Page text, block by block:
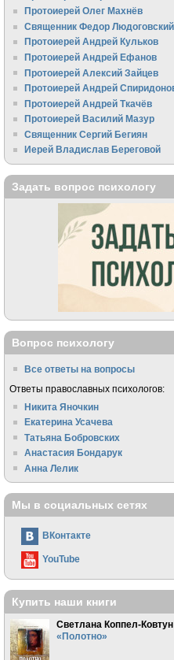
Протоиерей Олег Махнёв
Священник Федор Людоговский
Протоиерей Андрей Кульков
Протоиерей Андрей Ефанов
Протоиерей Алексий Зайцев
Протоиерей Андрей
Протоиерей Андрей Ткачёв
Протоиерей Василий Мазур
Священник Сергий Бегиян
Иерей Владислав Береговой
Задать вопрос психологу
Вопрос психологу
Все ответы на вопросы
Ответы православных психологов:
Никита Яночкин
Екатерина Усачева
Татьяна Бобровских
Анастасия Бондарук
Анна Лелик
Мы в социальных сетях
ВКонтакте
YouTube
Купить наши книги
Светлана Коппел-Ковтун
«Полотно»